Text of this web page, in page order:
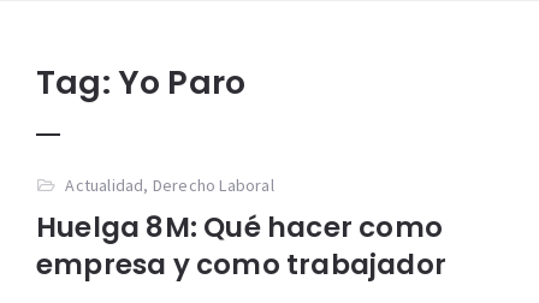
Tag:Yo Paro
Actualidad, Derecho Laboral
Huelga 8M: Qué hacer como
empresa y como trabajador